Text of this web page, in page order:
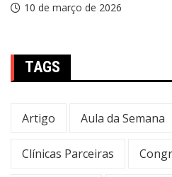
10 de março de 2026
TAGS
Artigo Aula da Semana
Clínicas Parceiras